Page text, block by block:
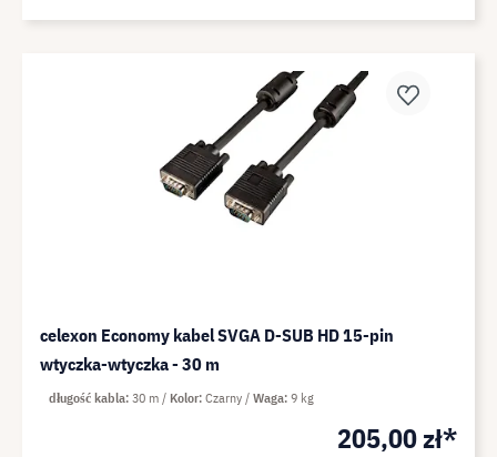
celexon Economy kabel SVGA D-SUB HD 15-pin
wtyczka-wtyczka - 30 m
205,00 zł*
długość kabla 30 m Kolor Czarny Waga 9 kg